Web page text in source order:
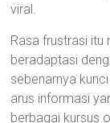
viral.
Rasa frustrasi
beradaptasi
sebenarnya
arus informasi
berbagai kursus